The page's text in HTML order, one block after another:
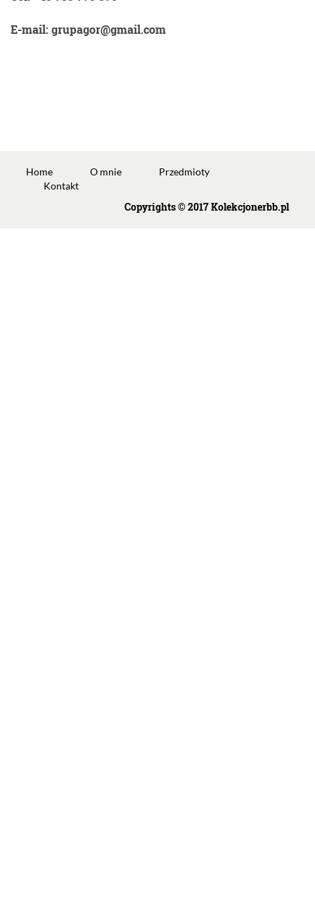
E-mail: grupagor@gmail.com
Home O mnie
Przedmioty
Kontakt
Copyrights © 2017 Kolekcjonerbb.pl